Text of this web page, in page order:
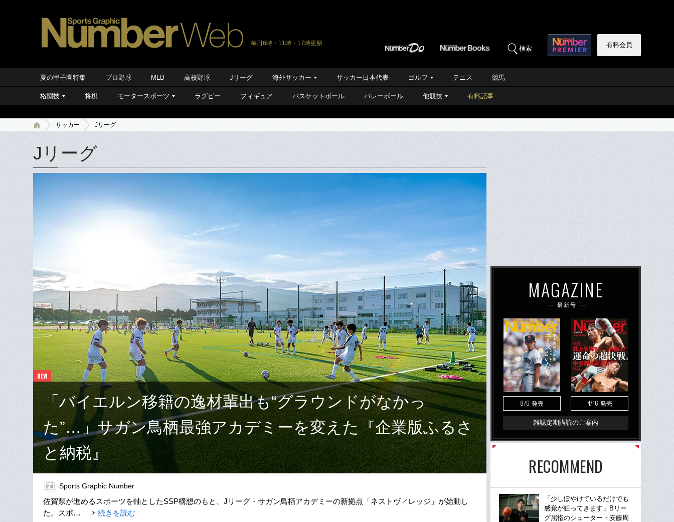
毎日6時・11時・17時更新
検索 有料会員
夏の甲子園特集 プロ野球 MLB 高校野球 Jリーグ 海外サッカー サッカー日本代表 ゴルフ テニス 競馬
格闘技 将棋 モータースポーツ ラグビー フィギュア バスケットボール バレーボール 他競技 有料記事
サッカー Jリーグ
Jリーグ
「バイエルン移籍の逸材輩出も“グラウンドがなかっ
た”…」サガン鳥栖最強アカデミーを変えた『企業版ふるさ
と納税』
Sports Graphic Number
佐賀県が進めるスポーツを軸としたSSP構想のもと、Jリーグ・サガン鳥栖アカデミーの新拠点「ネストヴィレッジ」が始動し
た。スポ…
続きを読む
MAGAZINE
最新号
8/6 発売 4/16 発売
雑誌定期購読のご案内
RECOMMEND
「少しぼやけているだけでも
感覚が狂ってきます」Bリー
グ屈指のシューター・安藤周